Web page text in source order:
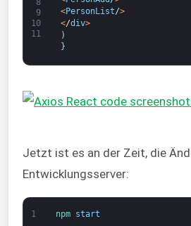
8
9
10
11
<PersonList/>
</div>
)
}
Jetzt ist es an der Zeit, die
Entwicklungsserver:
1 npm start